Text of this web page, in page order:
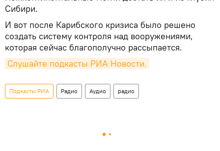
Сибири.
И вот после Карибского кризиса было решено
создать систему контроля над вооружениями,
которая сейчас благополучно рассыпается.
Слушайте подкасты РИА Новости.
Подкасты РИА Радио Аудио радио